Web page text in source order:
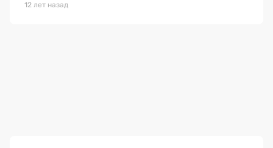
12 лет назад